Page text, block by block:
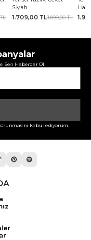
Siyah
1.709,00 TL1.899,00 TL
Haki
Sen Haberdar Ol!
kabul ediyorum.